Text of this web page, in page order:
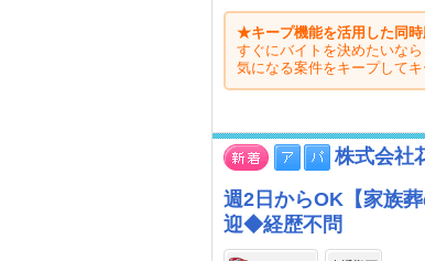
★キープ機能を活用した同時
すぐにバイトを決めたいなら
気になる案件をキープして
株式会社
週2日からOK【家族
迎◆経歴不問